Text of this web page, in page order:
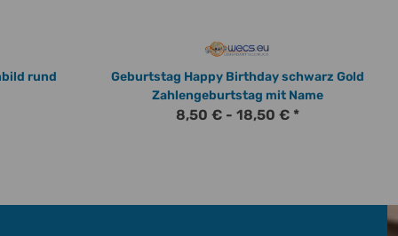
rund
Geburtstag Happy Birthday schwarz Gold
Zahlengeburtstag mit Name
8,50 € - 18,50 € *